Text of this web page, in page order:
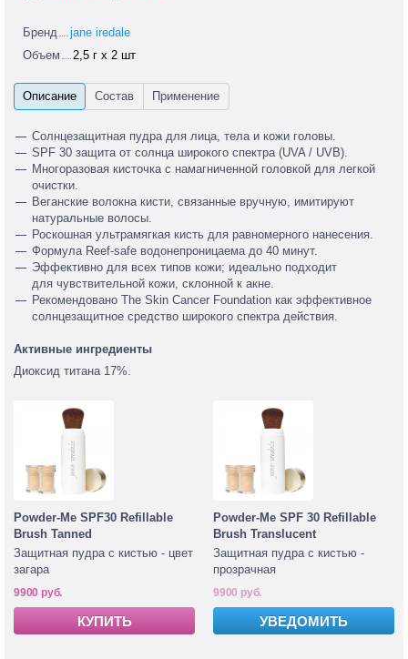
Бренд
jane iredale
Объем
2,5 г х 2 шт
Солнцезащитная пудра для лица, тела и кожи головы.
SPF 30 защита от солнца широкого спектра (UVA / UVB).
Многоразовая кисточка с намагниченной головкой для легкой
очистки.
Веганские волокна кисти, связанные вручную, имитируют
натуральные волосы.
Роскошная ультрамягкая кисть для равномерного нанесения.
Формула Reef-safe водонепроницаема до 40 минут.
Эффективно для всех типов кожи; идеально подходит
для чувствительной кожи, склонной к акне.
Рекомендовано The Skin Cancer Foundation как эффективное
солнцезащитное средство широкого спектра действия.
Активные ингредиенты
Диоксид титана 17%.
Powder-Me SPF30 Refillable
Brush Tanned
Защитная пудра с кистью - цвет
загара
9900 руб.
КУПИТЬ
Powder-Me SPF 30 Refillable
Brush Translucent
Защитная пудра с кистью -
прозрачная
9900 руб.
УВЕДОМИТЬ